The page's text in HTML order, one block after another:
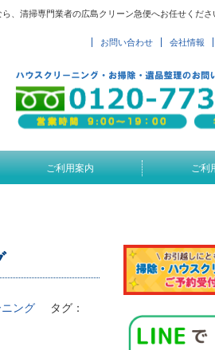
清掃専門業者の広島クリーン急便へお任せくださ
お問い合わせ 会社情報
ご利用案内 ご利
ング タグ：